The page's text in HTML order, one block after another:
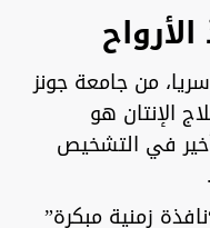
من جامعة جونز
الإنتان هو
في التشخيص
زمنية مبكرة”